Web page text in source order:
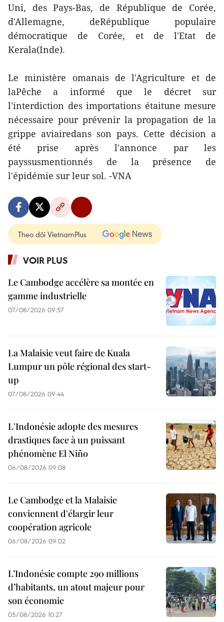
Uni, des Pays-Bas, de République de Corée,
d'Allemagne, deRépublique populaire
démocratique de Corée, et de l'Etat de
Kerala(Inde).
Le ministère omanais de l'Agriculture et de
laPêche a informé que le décret sur
l'interdiction des importations étaitune mesure
nécessaire pour prévenir la propagation de la
grippe aviairedans son pays. Cette décision a
été prise après l'annonce par les
payssusmentionnés de la présence de
l'épidémie sur leur sol. -VNA
Theo dõi VietnamPlus
VOIR PLUS
Le Cambodge accélère sa montée en
gamme industrielle
07/08/2026 09:57
La Malaisie veut faire de Kuala
Lumpur un pôle régional des start-
up
07/08/2026 09:44
L'Indonésie adopte des mesures
drastiques face à un puissant
phénomène El Niño
06/08/2026 09:08
Le Cambodge et la Malaisie
conviennent d'élargir leur
coopération agricole
06/08/2026 09:02
L’Indonésie compte 290 millions
d’habitants, un atout majeur pour
son économie
05/08/2026 10:27